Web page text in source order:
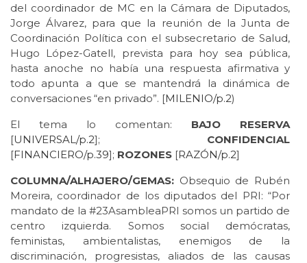
del coordinador de MC en la Cámara de Diputados,
Jorge Álvarez, para que la reunión de la Junta de
Coordinación Política con el subsecretario de Salud,
Hugo López-Gatell, prevista para hoy sea pública,
hasta anoche no había una respuesta afirmativa y
todo apunta a que se mantendrá la dinámica de
conversaciones “en privado”. [MILENIO/p.2)
El tema lo comentan: BAJO RESERVA
[UNIVERSAL/p.2]; CONFIDENCIAL
[FINANCIERO/p.39]; ROZONES [RAZÓN/p.2]
COLUMNA/ALHAJERO/GEMAS: Obsequio de Rubén
Moreira, coordinador de los diputados del PRI: “Por
mandato de la #23AsambleaPRI somos un partido de
centro izquierda. Somos social demócratas,
feministas, ambientalistas, enemigos de la
discriminación, progresistas, aliados de las causas